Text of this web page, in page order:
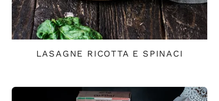
LASAGNE RICOTTA E SPINACI